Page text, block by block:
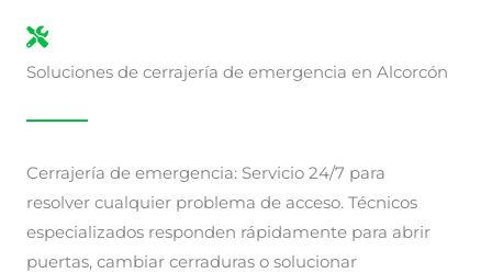
Soluciones de cerrajería de emergencia en Alcorcón
Cerrajería de emergencia: Servicio 24/7 para
resolver cualquier problema de acceso. Técnicos
especializados responden rápidamente para abrir
puertas, cambiar cerraduras o solucionar